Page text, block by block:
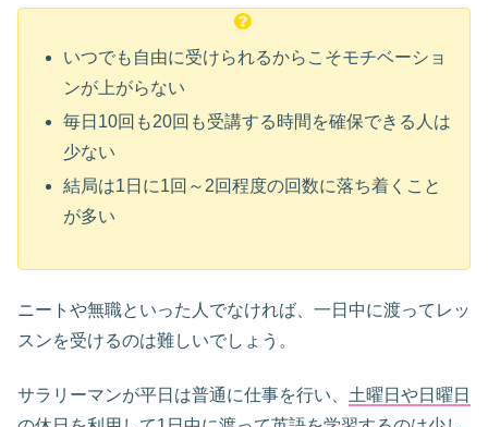
いつでも自由に受けられるからこそモチベーショ
ンが上がらない
毎日10回も20回も受講する時間を確保できる人は
少ない
結局は1日に1回～2回程度の回数に落ち着くこと
が多い
ニートや無職といった人でなければ、一日中に渡ってレッ
スンを受けるのは難しいでしょう。
サラリーマンが平日は普通に仕事を行い、 土曜日や日曜日